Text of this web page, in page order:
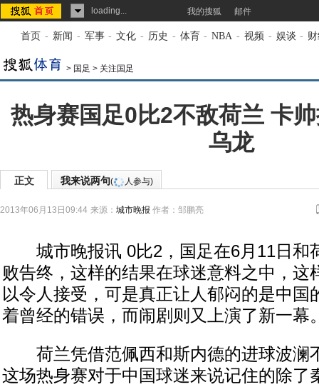
loading... 我的搜狐 邮件
首页 - 新闻 - 军事 - 文化 - 历史 - 体育 - NBA - 视频 - 娱谈 -
> 国足 > 关注国足
热身赛国足0比2不敌荷兰 卡
乌龙
正文 我来说两句( 人参与)
2013年06月13日09:44 来源： 城市晚报 作者：邹鹏亮
城市晚报讯 0比2，国足在6月11日和
败告终，这样的结果在球迷意料之中，这
以令人接受，可是真正让人郁闷的是中国
着曾经的错误，而闹剧则又上演了新一幕
荷兰凭借范佩西和斯内德的进球波澜
这场热身赛对于中国球迷来说记住的除了